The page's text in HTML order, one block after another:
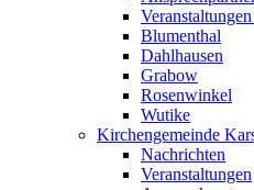
Blumenthal
Dahlhausen
Grabow
Rosenwinkel
Wutike
Kirchengemeinde
Nachrichten
Veranstaltungen